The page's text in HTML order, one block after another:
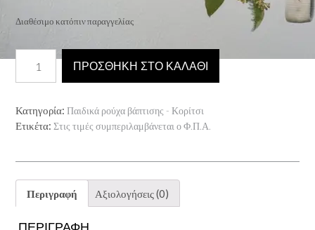
Διαθέσιμο κατόπιν παραγγελίας
Koralia
ποσότητα
ΠΡΟΣΘΉΚΗ ΣΤΟ ΚΑΛΆΘΙ
Κατηγορία: Παιδικά ρούχα βάπτισης - Κορίτσι
Ετικέτα: Στις τιμές συμπεριλαμβάνεται ο Φ.Π.Α.
Περιγραφή Αξιολογήσεις (0)
ΠΕΡΙΓΡΑΦΉ